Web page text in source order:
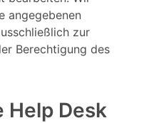
angegebenen
zur
Berechtigung des
Help Desk